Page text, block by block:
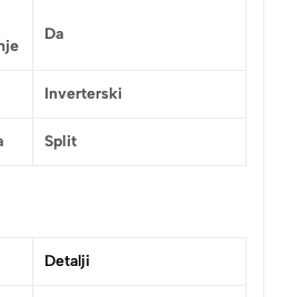
Da
Inverterski
Split
Detalji